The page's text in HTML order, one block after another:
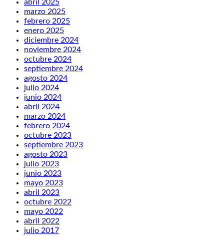
abril 2025
marzo 2025
febrero 2025
enero 2025
diciembre 2024
noviembre 2024
octubre 2024
septiembre 2024
agosto 2024
julio 2024
junio 2024
abril 2024
marzo 2024
febrero 2024
octubre 2023
septiembre 2023
agosto 2023
julio 2023
junio 2023
mayo 2023
abril 2023
octubre 2022
mayo 2022
abril 2022
julio 2017